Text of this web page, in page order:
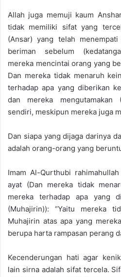
Allah juga memuji kaum
tidak memiliki sifat yang
(Ansar) yang telah
beriman sebelum
mereka mencintai orang yang
Dan mereka tidak menaruh
terhadap apa yang diberikan
dan mereka mengutamakan
sendiri, meskipun mereka juga
Dan siapa yang dijaga darinya
adalah orang-orang yang
Imam Al-Qurthubi
ayat (Dan mereka tidak
mereka terhadap apa yang
(Muhajirin)): “Yaitu mereka
Muhajirin atas apa yang
berupa harta rampasan perang
Kecenderungan hati agar
lain sirna adalah sifat tercela.